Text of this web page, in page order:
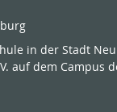
in der Stadt
auf dem Campus